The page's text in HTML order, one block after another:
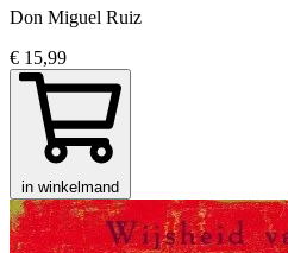
Don Miguel Ruiz
€ 15,99
in winkelmand